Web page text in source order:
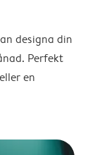
designa din
Perfekt
en